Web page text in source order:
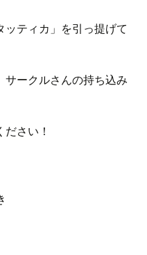
ッティカ」を引っ提げて
サークルさんの持ち込み
さい！